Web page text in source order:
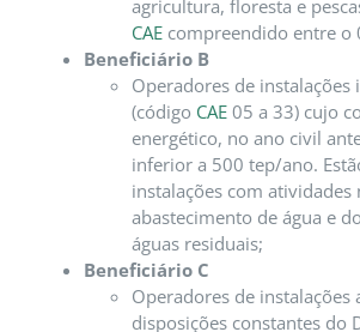
agricultura, floresta e
CAE compreendido entre o
Beneficiário B
Operadores de instalações
(código CAE 05 a 33) cujo
energético, no ano civil
inferior a 500 tep/ano.
instalações com
abastecimento de água e
águas residuais;
Beneficiário C
Operadores de instalações
disposições constantes do